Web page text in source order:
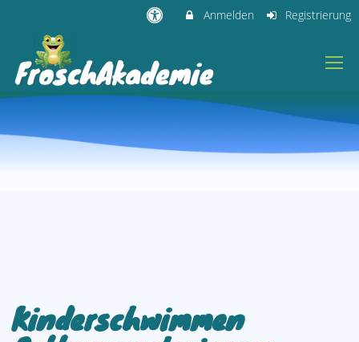
Anmelden Registrierung
Kinderschwimmen